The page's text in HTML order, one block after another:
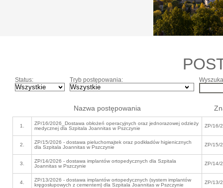
Status: Tryb postępowania:
Nazwa postępowania
1.
ZP/16/2026_Dostawa obłożeń operacyjnych oraz jednorazowej odzieży
medycznej dla Szpitala Joannitas w Pszczynie
ZP/16/
2.
ZP/15/2026 - dostawa pieluchomajtek oraz podkładów higienicznych
dla Szpitala Joannitas w Pszczynie
ZP/15/
3.
ZP/14/2026 - dostawa implantów ortopedycznych dla Szpitala
Joannitas w Pszczynie
ZP/14/
4.
ZP/13/2026 - dostawa implantów ortopedycznych (system implantów
kręgosłupowych z cementem) dla Szpitala Joannitas w Pszczynie
ZP/13/